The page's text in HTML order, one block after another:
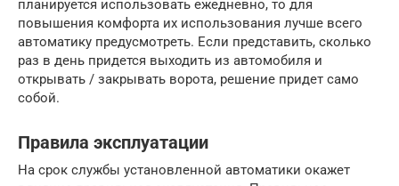
планируется использовать ежедневно, то для
повышения комфорта их использования лучше всего
автоматику предусмотреть. Если представить, сколько
раз в день придется выходить из автомобиля и
открывать / закрывать ворота, решение придет само
собой.
Правила эксплуатации
На срок службы установленной автоматики окажет